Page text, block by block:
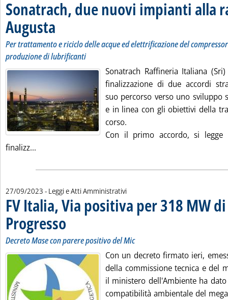
Sonatrach, due nuovi impianti alla
Augusta . Sottotitolo: Per trattamento e riciclo delle acque ed elettrificazione
. Pubblicata mercoledì 27 settembre 2023 alle 14.14.
Per trattamento e riciclo delle acque ed elettrificazione del
produzione di lubrificanti
Sonatrach Raffineria Italiana
finalizzazione di due accordi
suo percorso verso uno sviluppo
e in linea con gli obiettivi della
corso.
Con il primo accordo, si
finalizz...
27/09/2023 - Leggi e Atti Amministrativi
FV Italia, Via positiva per 318 MW
Progresso . Sottotitolo: Decreto Mase con parere positivo del Mic
. Pubblicata mercoledì 27 settembre 2023 alle 13.53.
Decreto Mase con parere positivo del Mic
Con un decreto firmato ieri,
della commissione tecnica e del
il ministero dell'Ambiente ha
compatibilità ambientale del